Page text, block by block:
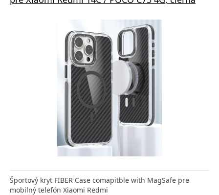
Športový kryt FIBER Case comapitble with MagSafe pre
mobilný telefón Xiaomi Redmi